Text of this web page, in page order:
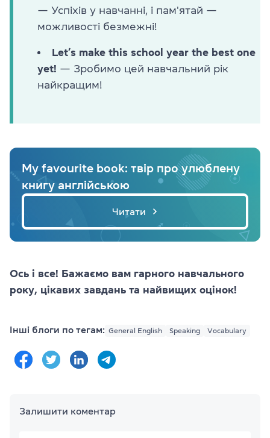
— Успіхів у навчанні, і пам'ятай —
можливості безмежні!
Let’s make this school year the best one
yet! — Зробимо цей навчальний рік
найкращим!
My favourite book: твір про улюблену
книгу англійською
Читати
Ось і все! Бажаємо вам гарного навчального
року, цікавих завдань та найвищих оцінок!
Інші блоги по тегам: General English Speaking Vocabulary
Залишити коментар